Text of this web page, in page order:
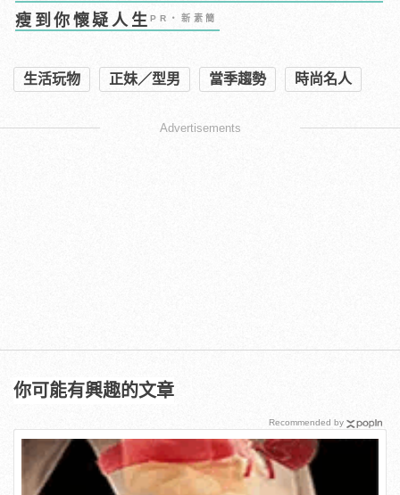
瘦到你懷疑人生PR・新素簡
生活玩物 正妹／型男 當季趨勢 時尚名人
Advertisements
你可能有興趣的文章
Recommended by